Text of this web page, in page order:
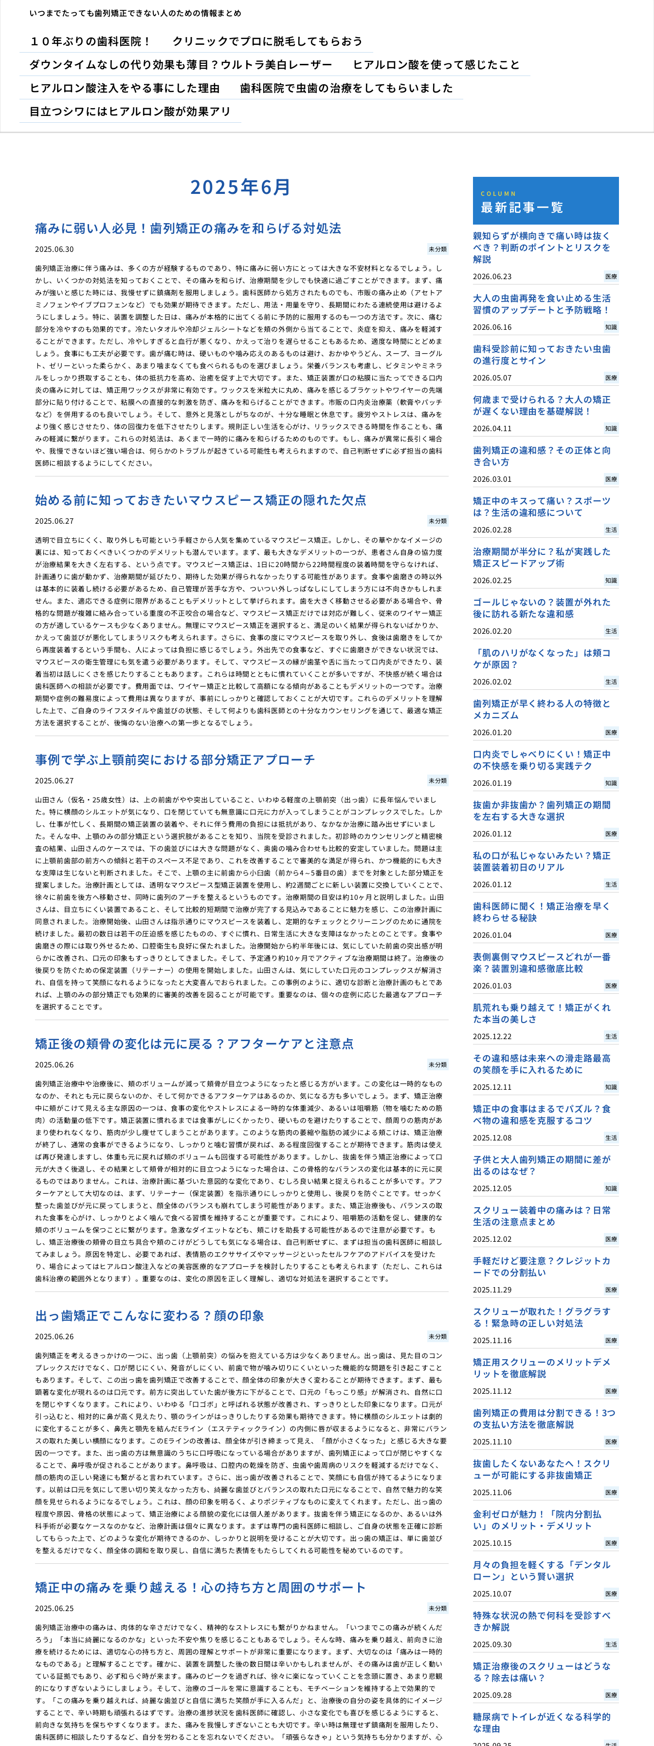
いつまでたっても歯列矯正できない人のための情報まとめ
１０年ぶりの歯科医院！
クリニックでプロに脱毛してもらおう
ダウンタイムなしの代り効果も薄目？ウルトラ美白レーザー
ヒアルロン酸を使って感じたこと
ヒアルロン酸注入をやる事にした理由
歯科医院で虫歯の治療をしてもらいました
目立つシワにはヒアルロン酸が効果アリ
2025年6月
痛みに弱い人必見！歯列矯正の痛みを和らげる対処法
2025.06.30 未分類
歯列矯正治療に伴う痛みは、多くの方が経験するものであり、特に痛みに弱い方にとっては大きな不安材料となるでしょう。し
かし、いくつかの対処法を知っておくことで、その痛みを和らげ、治療期間を少しでも快適に過ごすことができます。まず、痛
みが強いと感じた時には、我慢せずに鎮痛剤を服用しましょう。歯科医師から処方されたものでも、市販の痛み止め（アセトア
ミノフェンやイブプロフェンなど）でも効果が期待できます。ただし、用法・用量を守り、長期間にわたる連続使用は避けるよ
うにしましょう。特に、装置を調整した日は、痛みが本格的に出てくる前に予防的に服用するのも一つの方法です。次に、痛む
部分を冷やすのも効果的です。冷たいタオルや冷却ジェルシートなどを頬の外側から当てることで、炎症を抑え、痛みを軽減す
ることができます。ただし、冷やしすぎると血行が悪くなり、かえって治りを遅らせることもあるため、適度な時間にとどめま
しょう。食事にも工夫が必要です。歯が痛む時は、硬いものや噛み応えのあるものは避け、おかゆやうどん、スープ、ヨーグル
ト、ゼリーといった柔らかく、あまり噛まなくても食べられるものを選びましょう。栄養バランスも考慮し、ビタミンやミネラ
ルをしっかり摂取することも、体の抵抗力を高め、治癒を促す上で大切です。また、矯正装置が口の粘膜に当たってできる口内
炎の痛みに対しては、矯正用ワックスが非常に有効です。ワックスを米粒大に丸め、痛みを感じるブラケットやワイヤーの先端
部分に貼り付けることで、粘膜への直接的な刺激を防ぎ、痛みを和らげることができます。市販の口内炎治療薬（軟膏やパッチ
など）を併用するのも良いでしょう。そして、意外と見落としがちなのが、十分な睡眠と休息です。疲労やストレスは、痛みを
より強く感じさせたり、体の回復力を低下させたりします。規則正しい生活を心がけ、リラックスできる時間を作ることも、痛
みの軽減に繋がります。これらの対処法は、あくまで一時的に痛みを和らげるためのものです。もし、痛みが異常に長引く場合
や、我慢できないほど強い場合は、何らかのトラブルが起きている可能性も考えられますので、自己判断せずに必ず担当の歯科
医師に相談するようにしてください。
始める前に知っておきたいマウスピース矯正の隠れた欠点
2025.06.27 未分類
透明で目立ちにくく、取り外しも可能という手軽さから人気を集めているマウスピース矯正。しかし、その華やかなイメージの
裏には、知っておくべきいくつかのデメリットも潜んでいます。まず、最も大きなデメリットの一つが、患者さん自身の協力度
が治療結果を大きく左右する、という点です。マウスピース矯正は、1日に20時間から22時間程度の装着時間を守らなければ、
計画通りに歯が動かず、治療期間が延びたり、期待した効果が得られなかったりする可能性があります。食事や歯磨きの時以外
は基本的に装着し続ける必要があるため、自己管理が苦手な方や、ついつい外しっぱなしにしてしまう方には不向きかもしれま
せん。また、適応できる症例に限界があることもデメリットとして挙げられます。歯を大きく移動させる必要がある場合や、骨
格的な問題が複雑に絡み合っている重度の不正咬合の場合など、マウスピース矯正だけでは対応が難しく、従来のワイヤー矯正
の方が適しているケースも少なくありません。無理にマウスピース矯正を選択すると、満足のいく結果が得られないばかりか、
かえって歯並びが悪化してしまうリスクも考えられます。さらに、食事の度にマウスピースを取り外し、食後は歯磨きをしてか
ら再度装着するという手間も、人によっては負担に感じるでしょう。外出先での食事など、すぐに歯磨きができない状況では、
マウスピースの衛生管理にも気を遣う必要があります。そして、マウスピースの縁が歯茎や舌に当たって口内炎ができたり、装
着当初は話しにくさを感じたりすることもあります。これらは時間とともに慣れていくことが多いですが、不快感が続く場合は
歯科医師への相談が必要です。費用面では、ワイヤー矯正と比較して高額になる傾向があることもデメリットの一つです。治療
期間や症例の難易度によって費用は異なりますが、事前にしっかりと確認しておくことが大切です。これらのデメリットを理解
した上で、ご自身のライフスタイルや歯並びの状態、そして何よりも歯科医師との十分なカウンセリングを通じて、最適な矯正
方法を選択することが、後悔のない治療への第一歩となるでしょう。
事例で学ぶ上顎前突における部分矯正アプローチ
2025.06.27 未分類
山田さん（仮名・25歳女性）は、上の前歯がやや突出していること、いわゆる軽度の上顎前突（出っ歯）に長年悩んでいまし
た。特に横顔のシルエットが気になり、口を閉じていても無意識に口元に力が入ってしまうことがコンプレックスでした。しか
し、仕事が忙しく、長期間の矯正装置の装着や、それに伴う費用の負担には抵抗があり、なかなか治療に踏み出せずにいまし
た。そんな中、上顎のみの部分矯正という選択肢があることを知り、当院を受診されました。初診時のカウンセリングと精密検
査の結果、山田さんのケースでは、下の歯並びには大きな問題がなく、奥歯の噛み合わせも比較的安定していました。問題は主
に上顎前歯部の前方への傾斜と若干のスペース不足であり、これを改善することで審美的な満足が得られ、かつ機能的にも大き
な支障は生じないと判断されました。そこで、上顎の主に前歯から小臼歯（前から4～5番目の歯）までを対象とした部分矯正を
提案しました。治療計画としては、透明なマウスピース型矯正装置を使用し、約2週間ごとに新しい装置に交換していくことで、
徐々に前歯を後方へ移動させ、同時に歯列のアーチを整えるというものです。治療期間の目安は約10ヶ月と説明しました。山田
さんは、目立ちにくい装置であること、そして比較的短期間で治療が完了する見込みであることに魅力を感じ、この治療計画に
同意されました。治療開始後、山田さんは指示通りにマウスピースを装着し、定期的なチェックとクリーニングのために通院を
続けました。最初の数日は若干の圧迫感を感じたものの、すぐに慣れ、日常生活に大きな支障はなかったとのことです。食事や
歯磨きの際には取り外せるため、口腔衛生も良好に保たれました。治療開始から約半年後には、気にしていた前歯の突出感が明
らかに改善され、口元の印象もすっきりとしてきました。そして、予定通り約10ヶ月でアクティブな治療期間は終了。治療後の
後戻りを防ぐための保定装置（リテーナー）の使用を開始しました。山田さんは、気にしていた口元のコンプレックスが解消さ
れ、自信を持って笑顔になれるようになったと大変喜んでおられました。この事例のように、適切な診断と治療計画のもとであ
れば、上顎のみの部分矯正でも効果的に審美的改善を図ることが可能です。重要なのは、個々の症例に応じた最適なアプローチ
を選択することです。
矯正後の頬骨の変化は元に戻る？アフターケアと注意点
2025.06.26 未分類
歯列矯正治療中や治療後に、頬のボリュームが減って頬骨が目立つようになったと感じる方がいます。この変化は一時的なもの
なのか、それとも元に戻らないのか、そして何かできるアフターケアはあるのか、気になる方も多いでしょう。まず、矯正治療
中に頬がこけて見える主な原因の一つは、食事の変化やストレスによる一時的な体重減少、あるいは咀嚼筋（物を噛むための筋
肉）の活動量の低下です。矯正装置に慣れるまでは食事がしにくかったり、硬いものを避けたりすることで、顔周りの筋肉があ
まり使われなくなり、筋肉が少し痩せてしまうことがあります。このような筋肉の萎縮や脂肪の減少による頬こけは、矯正治療
が終了し、通常の食事ができるようになり、しっかりと噛む習慣が戻れば、ある程度回復することが期待できます。筋肉は使え
ば再び発達しますし、体重も元に戻れば頬のボリュームも回復する可能性があります。しかし、抜歯を伴う矯正治療によって口
元が大きく後退し、その結果として頬骨が相対的に目立つようになった場合は、この骨格的なバランスの変化は基本的に元に戻
るものではありません。これは、治療計画に基づいた意図的な変化であり、むしろ良い結果と捉えられることが多いです。アフ
ターケアとして大切なのは、まず、リテーナー（保定装置）を指示通りにしっかりと使用し、後戻りを防ぐことです。せっかく
整った歯並びが元に戻ってしまうと、顔全体のバランスも崩れてしまう可能性があります。また、矯正治療後も、バランスの取
れた食事を心がけ、しっかりとよく噛んで食べる習慣を維持することが重要です。これにより、咀嚼筋の活動を促し、健康的な
頬のボリュームを保つことに繋がります。急激なダイエットなども、頬こけを助長する可能性があるので注意が必要です。も
し、矯正治療後の頬骨の目立ち具合や頬のこけがどうしても気になる場合は、自己判断せずに、まずは担当の歯科医師に相談し
てみましょう。原因を特定し、必要であれば、表情筋のエクササイズやマッサージといったセルフケアのアドバイスを受けた
り、場合によってはヒアルロン酸注入などの美容医療的なアプローチを検討したりすることも考えられます（ただし、これらは
歯科治療の範囲外となります）。重要なのは、変化の原因を正しく理解し、適切な対処法を選択することです。
出っ歯矯正でこんなに変わる？顔の印象
2025.06.26 未分類
歯列矯正を考えるきっかけの一つに、出っ歯（上顎前突）の悩みを抱えている方は少なくありません。出っ歯は、見た目のコン
プレックスだけでなく、口が閉じにくい、発音がしにくい、前歯で物が噛み切りにくいといった機能的な問題を引き起こすこと
もあります。そして、この出っ歯を歯列矯正で改善することで、顔全体の印象が大きく変わることが期待できます。まず、最も
顕著な変化が現れるのは口元です。前方に突出していた歯が後方に下がることで、口元の「もっこり感」が解消され、自然に口
を閉じやすくなります。これにより、いわゆる「口ゴボ」と呼ばれる状態が改善され、すっきりとした印象になります。口元が
引っ込むと、相対的に鼻が高く見えたり、顎のラインがはっきりしたりする効果も期待できます。特に横顔のシルエットは劇的
に変化することが多く、鼻先と顎先を結んだEライン（エステティックライン）の内側に唇が収まるようになると、非常にバラン
スの取れた美しい横顔になります。このEラインの改善は、顔全体が引き締まって見え、「顔が小さくなった」と感じる大きな要
因の一つです。また、出っ歯の方は無意識のうちに口呼吸になっている場合がありますが、歯列矯正によって口が閉じやすくな
ることで、鼻呼吸が促されることがあります。鼻呼吸は、口腔内の乾燥を防ぎ、虫歯や歯周病のリスクを軽減するだけでなく、
顔の筋肉の正しい発達にも繋がると言われています。さらに、出っ歯が改善されることで、笑顔にも自信が持てるようになりま
す。以前は口元を気にして思い切り笑えなかった方も、綺麗な歯並びとバランスの取れた口元になることで、自然で魅力的な笑
顔を見せられるようになるでしょう。これは、顔の印象を明るく、よりポジティブなものに変えてくれます。ただし、出っ歯の
程度や原因、骨格の状態によって、矯正治療による顔貌の変化には個人差があります。抜歯を伴う矯正になるのか、あるいは外
科手術が必要なケースなのかなど、治療計画は個々に異なります。まずは専門の歯科医師に相談し、ご自身の状態を正確に診断
してもらった上で、どのような変化が期待できるのか、しっかりと説明を受けることが大切です。出っ歯の矯正は、単に歯並び
を整えるだけでなく、顔全体の調和を取り戻し、自信に満ちた表情をもたらしてくれる可能性を秘めているのです。
矯正中の痛みを乗り越える！心の持ち方と周囲のサポート
2025.06.25 未分類
歯列矯正治療中の痛みは、肉体的な辛さだけでなく、精神的なストレスにも繋がりかねません。「いつまでこの痛みが続くんだ
ろう」「本当に綺麗になるのかな」といった不安や焦りを感じることもあるでしょう。そんな時、痛みを乗り越え、前向きに治
療を続けるためには、適切な心の持ち方と、周囲の理解とサポートが非常に重要になります。まず、大切なのは「痛みは一時的
なものである」と理解することです。確かに、装置を調整した後の数日間は辛いかもしれませんが、その痛みは歯が正しく動い
ている証拠でもあり、必ず和らぐ時が来ます。痛みのピークを過ぎれば、徐々に楽になっていくことを念頭に置き、あまり悲観
的になりすぎないようにしましょう。そして、治療のゴールを常に意識することも、モチベーションを維持する上で効果的で
す。「この痛みを乗り越えれば、綺麗な歯並びと自信に満ちた笑顔が手に入るんだ」と、治療後の自分の姿を具体的にイメージ
することで、辛い時期も頑張れるはずです。治療の進捗状況を歯科医師に確認し、小さな変化でも喜びを感じるようにすると、
前向きな気持ちを保ちやすくなります。また、痛みを我慢しすぎないことも大切です。辛い時は無理せず鎮痛剤を服用したり、
歯科医師に相談したりするなど、自分を労わることを忘れないでください。「頑張らなきゃ」という気持ちも分かりますが、心
COLUMN
最新記事一覧
親知らずが横向きで痛い時は抜く
べき？判断のポイントとリスクを
解説
2026.06.23 医療
大人の虫歯再発を食い止める生活
習慣のアップデートと予防戦略！
2026.06.16 知識
歯科受診前に知っておきたい虫歯
の進行度とサイン
2026.05.07 医療
何歳まで受けられる？大人の矯正
が遅くない理由を基礎解説！
2026.04.11 知識
歯列矯正の違和感？その正体と向
き合い方
2026.03.01 医療
矯正中のキスって痛い？スポーツ
は？生活の違和感について
2026.02.28 生活
治療期間が半分に？私が実践した
矯正スピードアップ術
2026.02.25 知識
ゴールじゃないの？装置が外れた
後に訪れる新たな違和感
2026.02.20 生活
「肌のハリがなくなった」は頬コ
ケが原因？
2026.02.02 生活
歯列矯正が早く終わる人の特徴と
メカニズム
2026.01.20 医療
口内炎でしゃべりにくい！矯正中
の不快感を乗り切る実践テク
2026.01.19 知識
抜歯か非抜歯か？歯列矯正の期間
を左右する大きな選択
2026.01.12 医療
私の口が私じゃないみたい？矯正
装置装着初日のリアル
2026.01.12 生活
歯科医師に聞く！矯正治療を早く
終わらせる秘訣
2026.01.04 医療
表側裏側マウスピースどれが一番
楽？装置別違和感徹底比較
2026.01.03 医療
肌荒れも乗り越えて！矯正がくれ
た本当の美しさ
2025.12.22 生活
その違和感は未来への滑走路最高
の笑顔を手に入れるために
2025.12.11 知識
矯正中の食事はまるでパズル？食
べ物の違和感を克服するコツ
2025.12.08 生活
子供と大人歯列矯正の期間に差が
出るのはなぜ？
2025.12.05 知識
スクリュー装着中の痛みは？日常
生活の注意点まとめ
2025.12.02 医療
手軽だけど要注意？クレジットカ
ードでの分割払い
2025.11.29 医療
スクリューが取れた！グラグラす
る！緊急時の正しい対処法
2025.11.16 医療
矯正用スクリューのメリットデメ
リットを徹底解説
2025.11.12 医療
歯列矯正の費用は分割できる！3つ
の支払い方法を徹底解説
2025.11.10 医療
抜歯したくないあなたへ！スクリ
ューが可能にする非抜歯矯正
2025.11.06 医療
金利ゼロが魅力！「院内分割払
い」のメリット・デメリット
2025.10.15 医療
月々の負担を軽くする「デンタル
ローン」という賢い選択
2025.10.07 医療
特殊な状況の熱で何科を受診すべ
きか解説
2025.09.30 生活
矯正治療後のスクリューはどうな
る？除去は痛い？
2025.09.28 医療
糖尿病でトイレが近くなる科学的
な理由